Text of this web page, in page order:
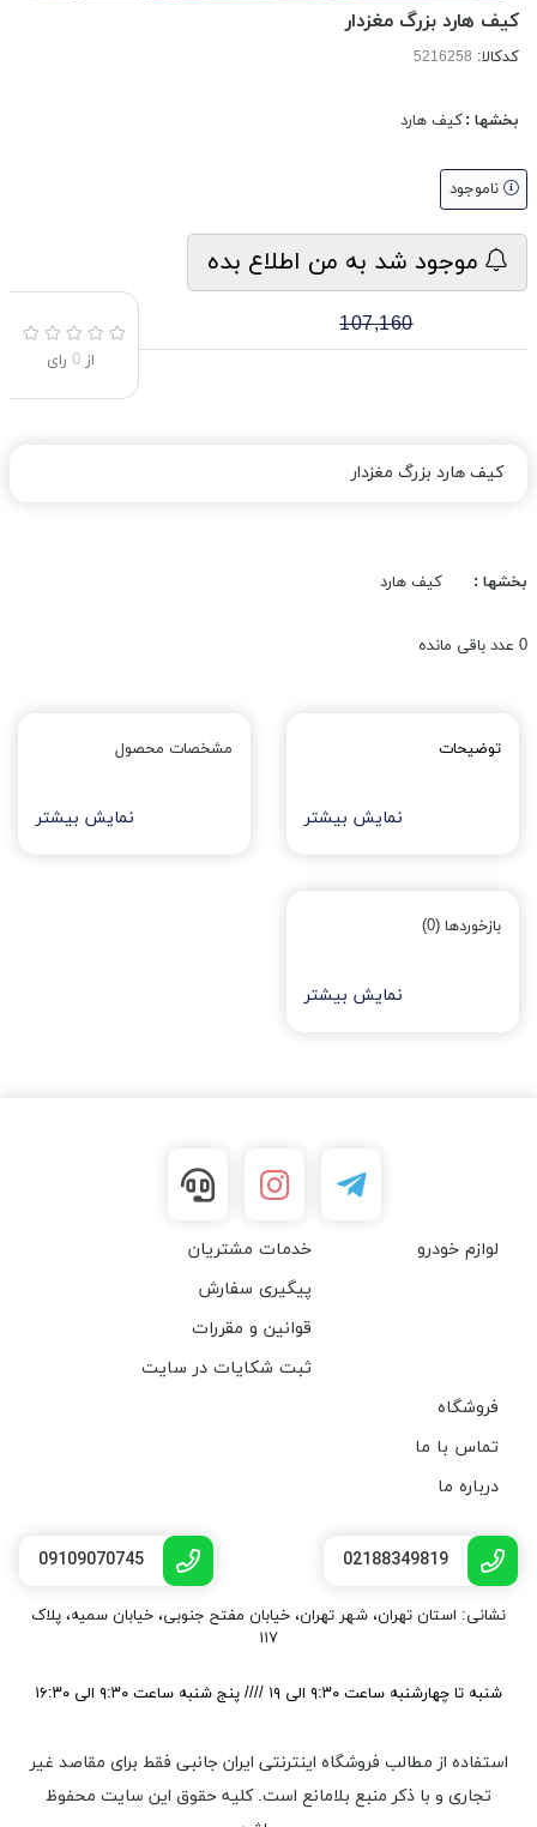
کیف هارد بزرگ مغزدار
کدکالا:
بخشها :کیف هارد
ناموجود
موجود شد به من اطلاع بده
107,160
از 0 رای
کیف هارد بزرگ مغزدار
بخشها : کیف هارد
0 عدد باقی مانده
توضیحات
نمایش بیشتر
مشخصات محصول
نمایش بیشتر
بازخوردها (0)
نمایش بیشتر
لوازم خودرو
خدمات مشتریان
پیگیری سفارش
قوانین و مقررات
ثبت شکایات در سایت
فروشگاه
تماس با ما
درباره ما
02188349819
09109070745
نشانی: استان تهران، شهر تهران، خیابان مفتح جنوبی، خیابان سمیه، پلاک
۱۱۷
شنبه تا چهارشنبه ساعت ۹:۳۰ الی ۱۹ //// پنج شنبه ساعت ۹:۳۰ الی ۱۶:۳۰
استفاده از مطالب فروشگاه اینترنتی ایران جانبی فقط برای مقاصد غیر
تجاری و با ذکر منبع بلامانع است. کليه حقوق اين سايت محفوظ